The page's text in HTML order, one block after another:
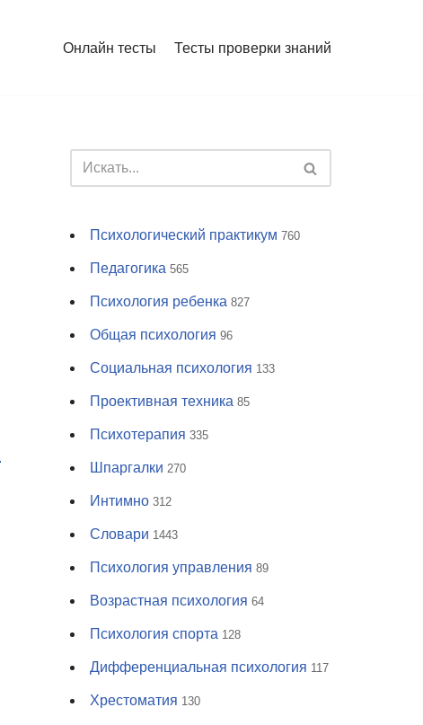
Онлайн тесты Тесты проверки знаний
Психологический практикум 760
Педагогика 565
Психология ребенка 827
Общая психология 96
Социальная психология 133
Проективная техника 85
Психотерапия 335
Шпаргалки 270
Интимно 312
Словари 1443
Психология управления 89
Возрастная психология 64
Психология спорта 128
Дифференциальная психология 117
Хрестоматия 130